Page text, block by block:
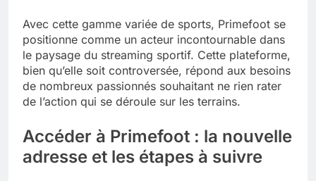
Avec cette gamme variée de sports, Primefoot se
positionne comme un acteur incontournable dans
le paysage du streaming sportif. Cette plateforme,
bien qu’elle soit controversée, répond aux besoins
de nombreux passionnés souhaitant ne rien rater
de l’action qui se déroule sur les terrains.
Accéder à Primefoot : la nouvelle
adresse et les étapes à suivre